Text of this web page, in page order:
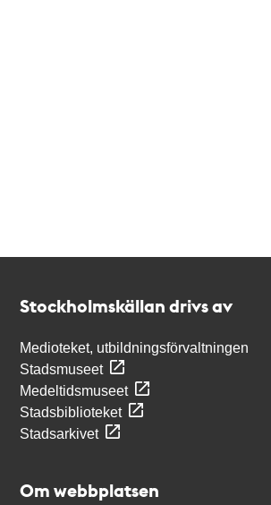
Stockholmskällan drivs av
Medioteket, utbildningsförvaltningen
Stadsmuseet
Medeltidsmuseet
Stadsbiblioteket
Stadsarkivet
Om webbplatsen